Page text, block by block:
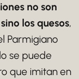
no son
los quesos,
Parmigiano
se puede
que imitan en